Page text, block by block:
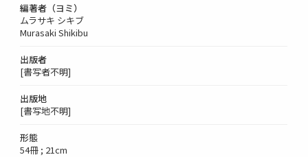
編著者（ヨミ）
ムラサキ シキブ
Murasaki Shikibu
出版者
[書写者不明]
出版地
[書写地不明]
形態
54冊 ; 21cm